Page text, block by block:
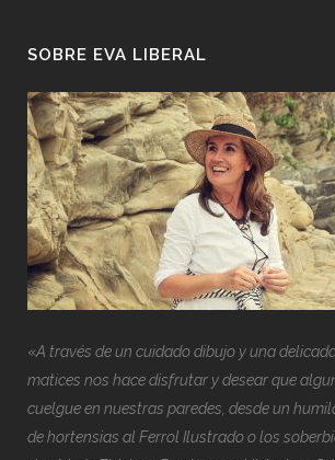
SOBRE EVA LIBERAL
«A través de un cuidado dibujo y una
matices nos hace disfrutar y desear que
cuelgue en nuestras paredes, desde un
de hortensias al Ferrol Ilustrado o los